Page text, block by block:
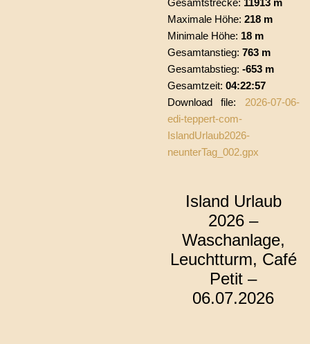
Gesamtstrecke: 11913 m
Maximale Höhe: 218 m
Minimale Höhe: 18 m
Gesamtanstieg: 763 m
Gesamtabstieg: -653 m
Gesamtzeit: 04:22:57
Download file: 2026-07-06-
edi-teppert-com-
IslandUrlaub2026-
neunterTag_002.gpx
Island Urlaub
2026 –
Waschanlage,
Leuchtturm, Café
Petit –
06.07.2026